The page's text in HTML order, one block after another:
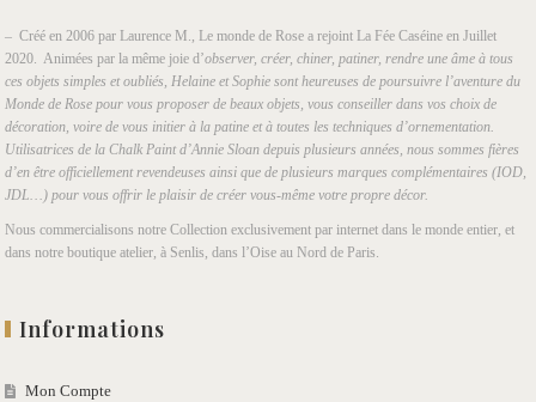
– Créé en 2006 par Laurence M., Le monde de Rose a rejoint La Fée Caséine en Juillet
2020. Animées par la même joie d’observer, créer, chiner, patiner, rendre une âme à tous
ces objets simples et oubliés, Helaine et Sophie sont heureuses de poursuivre l’aventure du
Monde de Rose pour vous proposer de beaux objets, vous conseiller dans vos choix de
décoration, voire de vous initier à la patine et à toutes les techniques d’ornementation.
Utilisatrices de la Chalk Paint d’Annie Sloan depuis plusieurs années, nous sommes fières
d’en être officiellement revendeuses ainsi que de plusieurs marques complémentaires (IOD,
JDL…) pour vous offrir le plaisir de créer vous-même votre propre décor.
Nous commercialisons notre Collection exclusivement par internet dans le monde entier, et
dans notre boutique atelier, à Senlis, dans l’Oise au Nord de Paris.
Informations
Mon Compte